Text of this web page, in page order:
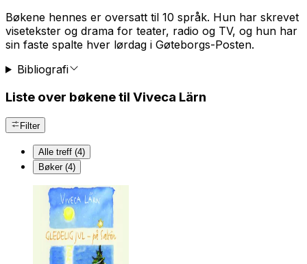
Bøkene hennes er oversatt til 10 språk. Hun har skrevet
visetekster og drama for teater, radio og TV, og hun har
sin faste spalte hver lørdag i Gøteborgs-Posten.
Bibliografi
Liste over bøkene til Viveca Lärn
Filter
Alle treff (4)
Bøker (4)